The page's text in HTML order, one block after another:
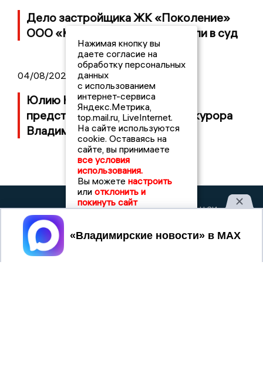
Дело застройщика ЖК «Поколение»
ООО «Капитал Строй» передали в суд
04/08/2026 11:36
Юлию Калистову официально
представили в должности прокурора
Владимирской области
НОВОСТИ
2017 © NEWSVLADIMIR.RU | СИ
Учредитель (соучредители): Общество с ограниченной
ответственностью «РЕГИОНАЛЬНЫЕ НОВОСТИ» (ОГРН
Нажимая кнопку вы
даете согласие на
обработку персональных
данных
с использованием
интернет-сервиса
Яндекс.Метрика,
top.mail.ru, LiveInternet.
На сайте используются
cookie. Оставаясь на
сайте, вы принимаете
все условия
использования.
Вы можете настроить
или отклонить и
покинуть сайт
Принять